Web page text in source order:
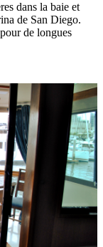
dans la baie et
de San Diego.
de longues